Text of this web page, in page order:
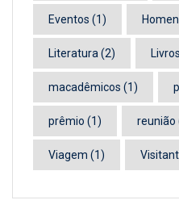
Eventos (1)
Literatura (2) Livros
macadêmicos (1)
prêmio (1) reunião
Viagem (1)